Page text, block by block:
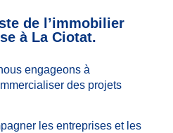
de l’immobilier
à La Ciotat.
engageons à
des projets
les entreprises et les